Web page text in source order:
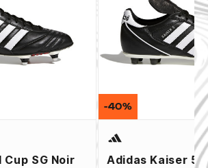
SG Noir
Adidas Kaiser 5
-40%